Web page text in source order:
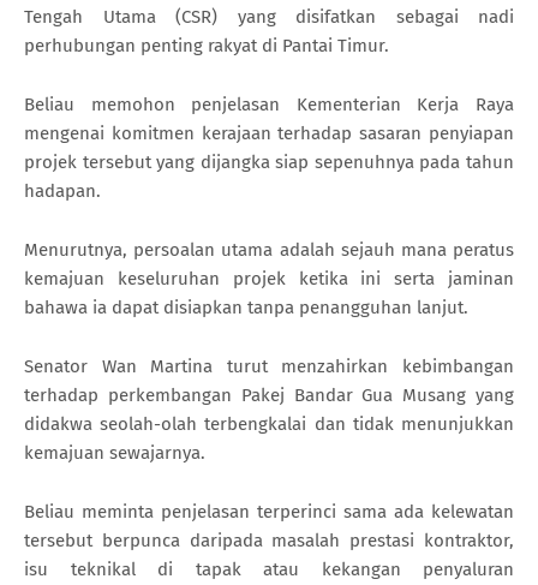
Tengah Utama (CSR) yang disifatkan sebagai nadi
perhubungan penting rakyat di Pantai Timur.
Beliau memohon penjelasan Kementerian Kerja Raya
mengenai komitmen kerajaan terhadap sasaran penyiapan
projek tersebut yang dijangka siap sepenuhnya pada tahun
hadapan.
Menurutnya, persoalan utama adalah sejauh mana peratus
kemajuan keseluruhan projek ketika ini serta jaminan
bahawa ia dapat disiapkan tanpa penangguhan lanjut.
Senator Wan Martina turut menzahirkan kebimbangan
terhadap perkembangan Pakej Bandar Gua Musang yang
didakwa seolah-olah terbengkalai dan tidak menunjukkan
kemajuan sewajarnya.
Beliau meminta penjelasan terperinci sama ada kelewatan
tersebut berpunca daripada masalah prestasi kontraktor,
isu teknikal di tapak atau kekangan penyaluran